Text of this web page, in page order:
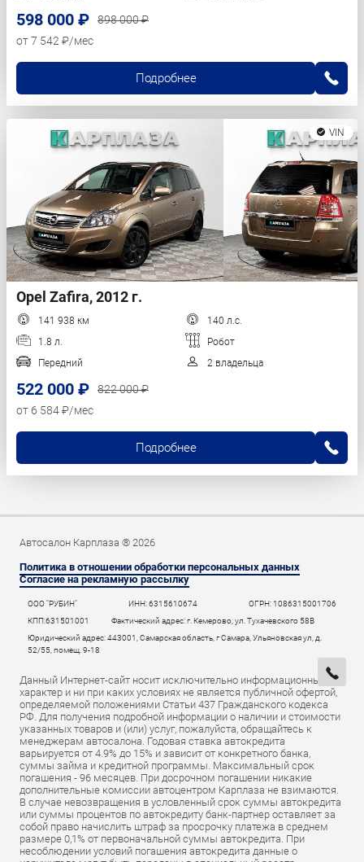
598 000 ₽
898 000 ₽
от 7 542 ₽/мес
Подробнее
VIN
Opel Zafira, 2012 г.
141 938 км
140 л.с.
1.8 л.
Робот
Передний
2 владельца
522 000 ₽
822 000 ₽
от 6 584 ₽/мес
Подробнее
Автосалон Карплаза ® 2026
Политика в отношении обработки персональных данных
Согласие на рекламную рассылку
ООО "РУБИН" ИНН: 6315610674
ОГРН: 1086315001706
КПП:631501001
Фактический адрес: г. Кемерово, ул. Тухачевского 58В
Юридический адрес: 443001, Самарская область, г Самара, Ульяновская ул, д.
52/55, помещ. 9-18
Данный Интернет-сайт носит исключительно информационный
характер и ни при каких условиях не является публичной офертой,
определяемой положениями Статьи 437 Гражданского кодекса
РФ. Для получения подробной информации о наличии и стоимости
указанных товаров и (или) услуг, пожалуйста, обращайтесь к
менеджерам автосалона. Годовая ставка автокредита
варьируется от 4.9% до 15% и зависит от конкретного банка,
суммы займа и кредитной программы. Максимальный срок
погашения - 96 месяцев. При досрочном погашении никакие
дополнительные комиссии автоцентром Карплаза не взимаются.
В случае невозвращения в условленный срок суммы автокредита
или суммы процентов по автокредиту банк-партнер оставляет за
собой право начислить штраф за просрочку платежа в среднем
размере 0,1% от первоначальной суммы автокредита. При
несоблюдении условий погашения автокредита данные о